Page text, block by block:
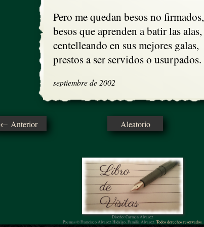
Pero me quedan besos no firmados,
besos que aprenden a batir las alas,
centelleando en sus mejores galas,
prestos a ser servidos o usurpados.
septiembre de 2002
← Anterior Aleatorio
Diseño: Carmen Álvarez
Poemas © Francisco Álvarez Hidalgo, Familia Álvarez. Todos derechos reservados.